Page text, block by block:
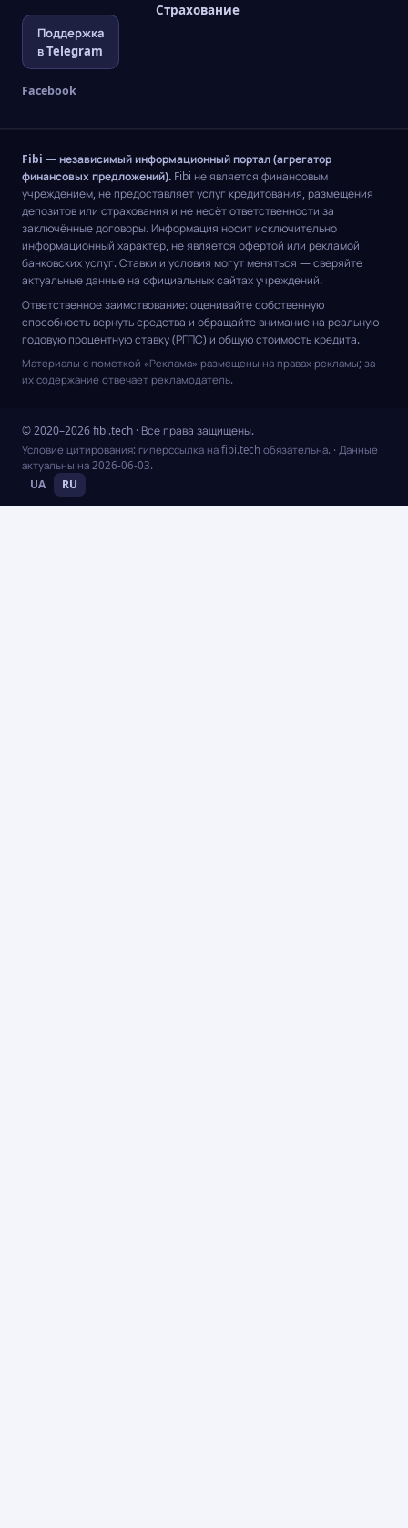
Поддержка
в Telegram
Facebook
Страхование
Fibi — независимый информационный портал (агрегатор
финансовых предложений). Fibi не является финансовым
учреждением, не предоставляет услуг кредитования, размещения
депозитов или страхования и не несёт ответственности за
заключённые договоры. Информация носит исключительно
информационный характер, не является офертой или рекламой
банковских услуг. Ставки и условия могут меняться — сверяйте
актуальные данные на официальных сайтах учреждений.
Ответственное заимствование: оценивайте собственную
способность вернуть средства и обращайте внимание на реальную
годовую процентную ставку (РГПС) и общую стоимость кредита.
Материалы с пометкой «Реклама» размещены на правах рекламы; за
их содержание отвечает рекламодатель.
© 2020–2026 fibi.tech · Все права защищены.
Условие цитирования: гиперссылка на fibi.tech обязательна. · Данные
актуальны на 2026-06-03.
UA RU